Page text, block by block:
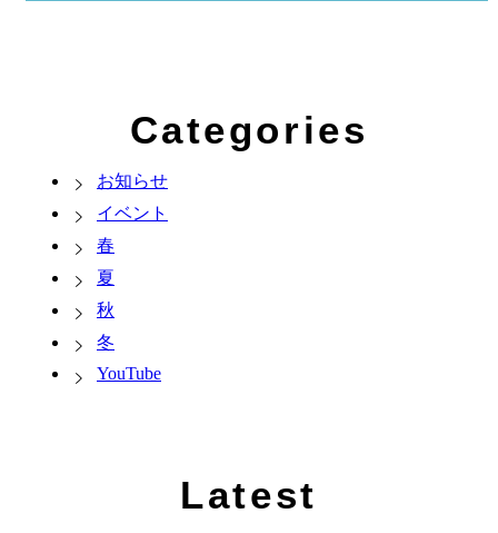
Categories
お知らせ
イベント
春
夏
秋
冬
YouTube
Latest